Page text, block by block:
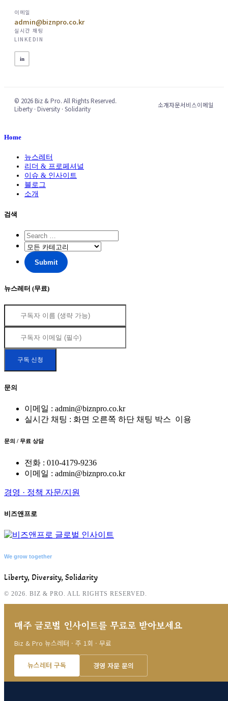
이메일
admin@biznpro.co.kr
실시간 채팅
LINKEDIN
in
© 2026 Biz & Pro. All Rights Reserved.
Liberty · Diversity · Solidarity
소개자문서비스이메일
Home
뉴스레터
리더 & 프로페셔널
이슈 & 인사이트
블로그
소개
검색
뉴스레터 (무료)
문의
이메일 : admin@biznpro.co.kr
실시간 채팅 : 화면 오른쪽 하단 채팅 박스 이용
문의 / 무료 상담
전화 : 010-4179-9236
이메일 : admin@biznpro.co.kr
경영 · 정책 자문/지원
비즈앤프로
We grow together
Liberty, Diversity, Solidarity
© 2026. BIZ & PRO. ALL RIGHTS RESERVED.
매주 글로벌 인사이트를 무료로 받아보세요
Biz & Pro 뉴스레터 · 주 1회 · 무료
뉴스레터 구독 경영 자문 문의